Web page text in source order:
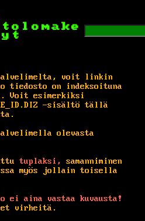
voit linkin
tiedosto on indeksoituna
Voit esimerkiksi
-sisältö tällä
olevasta
tuplaksi,
samanniminen
myös jollain toisella
ei aina vastaa kuvausta!
virheitä.